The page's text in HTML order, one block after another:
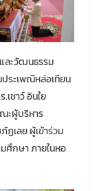
ละวัฒนธรรม
ระเพณีหล่อเทียน
เชาว์ อินใย
ะผู้บริหาร
เลย ผู้เข้าร่วม
ศึกษา ภายในหอ